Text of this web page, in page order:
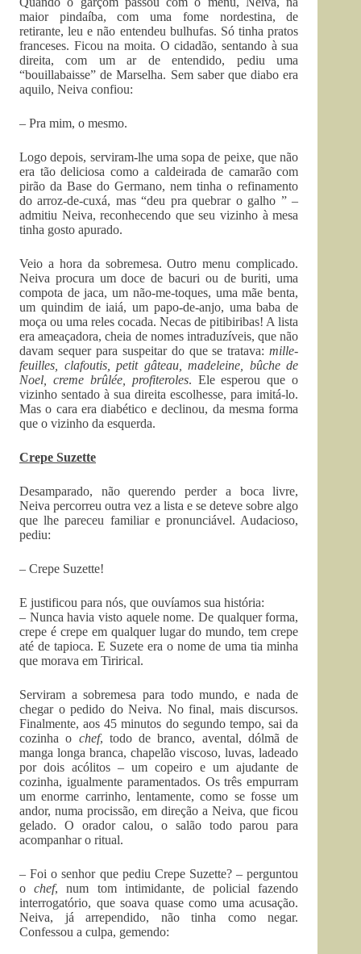
maior pindaíba, com uma fome nordestina, de
retirante, leu e não entendeu bulhufas. Só tinha pratos
franceses. Ficou na moita. O cidadão, sentando à sua
direita, com um ar de entendido, pediu uma
“bouillabaisse” de Marselha. Sem saber que diabo era
aquilo, Neiva confiou:
– Pra mim, o mesmo.
Logo depois, serviram-lhe uma sopa de peixe, que não
era tão deliciosa como a caldeirada de camarão com
pirão da Base do Germano, nem tinha o refinamento
do arroz-de-cuxá, mas “deu pra quebrar o galho ” –
admitiu Neiva, reconhecendo que seu vizinho à mesa
tinha gosto apurado.
Veio a hora da sobremesa. Outro menu complicado.
Neiva procura um doce de bacuri ou de buriti, uma
compota de jaca, um não-me-toques, uma mãe benta,
um quindim de iaiá, um papo-de-anjo, uma baba de
moça ou uma reles cocada. Necas de pitibiribas! A lista
era ameaçadora, cheia de nomes intraduzíveis, que não
davam sequer para suspeitar do que se tratava:mille-
feuilles, clafoutis, petit gâteau, madeleine, bûche de
Noel, creme brûlée, profiteroles. Ele esperou que o
vizinho sentado à sua direita escolhesse, para imitá-lo.
Mas o cara era diabético e declinou, da mesma forma
que o vizinho da esquerda.
Crepe Suzette
Desamparado, não querendo perder a boca livre,
Neiva percorreu outra vez a lista e se deteve sobre algo
que lhe pareceu familiar e pronunciável. Audacioso,
pediu:
– Crepe Suzette!
E justificou para nós, que ouvíamos sua história:
– Nunca havia visto aquele nome. De qualquer forma,
crepe é crepe em qualquer lugar do mundo, tem crepe
até de tapioca. E Suzete era o nome de uma tia minha
que morava em Tirirical.
Serviram a sobremesa para todo mundo, e nada de
chegar o pedido do Neiva. No final, mais discursos.
Finalmente, aos 45 minutos do segundo tempo, sai da
cozinha o chef, todo de branco, avental, dólmã de
manga longa branca, chapelão viscoso, luvas, ladeado
por dois acólitos – um copeiro e um ajudante de
cozinha, igualmente paramentados. Os três empurram
um enorme carrinho, lentamente, como se fosse um
andor, numa procissão, em direção a Neiva, que ficou
gelado. O orador calou, o salão todo parou para
acompanhar o ritual.
– Foi o senhor que pediu Crepe Suzette? – perguntou
ochef, num tom intimidante, de policial fazendo
interrogatório, que soava quase como uma acusação.
Neiva, já arrependido, não tinha como negar.
Confessou a culpa, gemendo: